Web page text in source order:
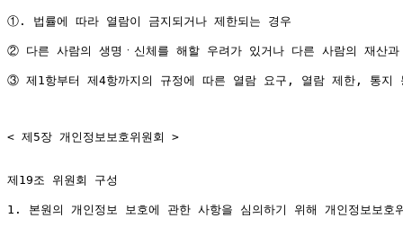
①. 법률에 따라 열람이 금지되거나 제한되는 경우
② 다른 사람의 생명ㆍ신체를 해할 우려가 있거나 다른 사람의 재산
③ 제1항부터 제4항까지의 규정에 따른 열람 요구, 열람 제한, 통지
< 제5장 개인정보보호위원회 >
제19조 위원회 구성
1. 본원의 개인정보 보호에 관한 사항을 심의하기 위해 개인정보보호